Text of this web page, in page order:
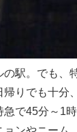
の駅。でも、
りでも十分
で45分～1